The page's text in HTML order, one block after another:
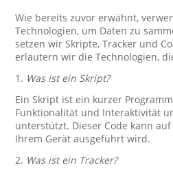
Wie bereits zuvor erwähnt,
Technologien, um Daten zu
setzen wir Skripte, Tracker und
erläutern wir die Technologien,
1. Was ist ein Skript?
Ein Skript ist ein kurzer
Funktionalität und Interaktivität
unterstützt. Dieser Code kann
Ihrem Gerät ausgeführt wird.
2. Was ist ein Tracker?